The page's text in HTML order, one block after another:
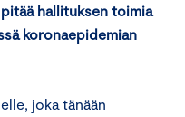
hallituksen toimia
koronaepidemian
joka tänään